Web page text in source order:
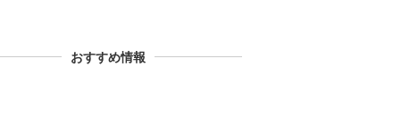
おすすめ情報